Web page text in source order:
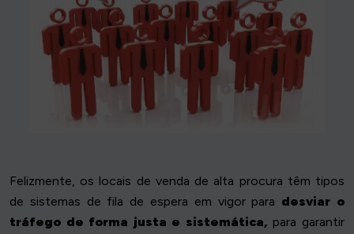
Felizmente, os locais de venda de alta procura têm tipos
de sistemas de fila de espera em vigor para desviar o
tráfego de forma justa e sistemática, para garantir